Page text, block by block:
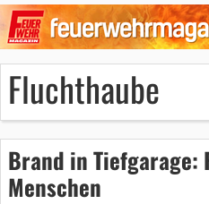
Fluchthaube
Brand in
Menschen